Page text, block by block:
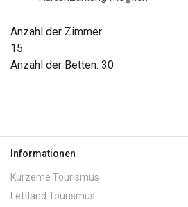
Anzahl der Zimmer:
15
Anzahl der Betten: 30
Informationen
Kurzeme Tourismus
Lettland Tourismus